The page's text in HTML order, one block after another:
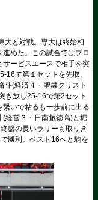
大と対戦。専大は終始相
めた。この試合ではブロ
サービスエースで相手を突
16で第１セットを先取。
斗(経済４・聖隷クリスト
き放し25-16で第2セット
いで粘るも一歩前に出る
(経営３・日南振徳高)と堀
盤の長いラリーも取りき
勝利。ベスト16へと駒を